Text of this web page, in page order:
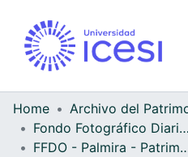
Home
Fondo Fotográfico Diario Occidente
FFDO -